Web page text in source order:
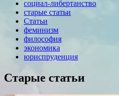
социал-либертанство
старые статьи
Статьи
феминизм
философия
экономика
юриспруденция
Старые статьи